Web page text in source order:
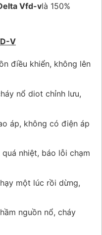
Vfd-vlà 150%
V
điều khiển, không lên
nổ diot chỉnh lưu,
áp, không có điện áp
nhiệt, báo lỗi chạm
một lúc rồi dừng,
nguồn nổ, cháy